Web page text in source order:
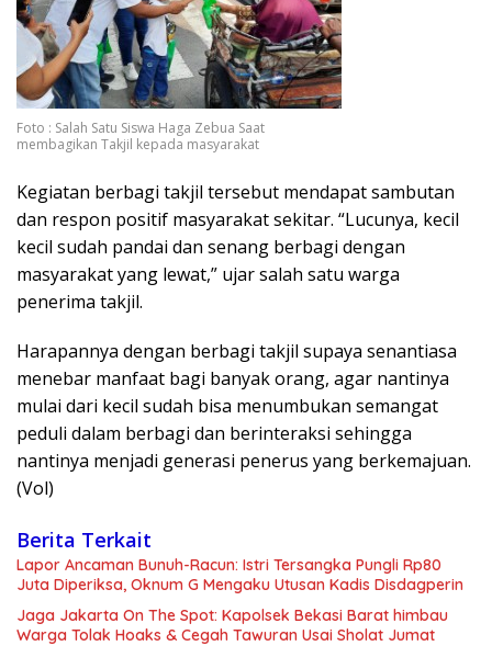
Foto : Salah Satu Siswa Haga Zebua Saat
membagikan Takjil kepada masyarakat
Kegiatan berbagi takjil tersebut mendapat sambutan
dan respon positif masyarakat sekitar. “Lucunya, kecil
kecil sudah pandai dan senang berbagi dengan
masyarakat yang lewat,” ujar salah satu warga
penerima takjil.
Harapannya dengan berbagi takjil supaya senantiasa
menebar manfaat bagi banyak orang, agar nantinya
mulai dari kecil sudah bisa menumbukan semangat
peduli dalam berbagi dan berinteraksi sehingga
nantinya menjadi generasi penerus yang berkemajuan.
(Vol)
Berita Terkait
Lapor Ancaman Bunuh-Racun: Istri Tersangka Pungli Rp80
Juta Diperiksa, Oknum G Mengaku Utusan Kadis Disdagperin
Jaga Jakarta On The Spot: Kapolsek Bekasi Barat himbau
Warga Tolak Hoaks & Cegah Tawuran Usai Sholat Jumat